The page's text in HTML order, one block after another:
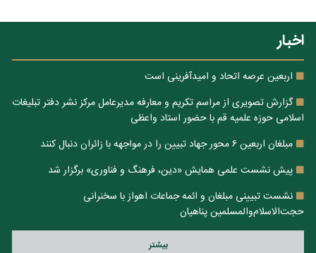
اخبار
اربعین عرصه اتحاد و امیدآفرینی است
گزارش تصویری از مراسم تکریم و معارفه مدیرعامل مرکز نشر دفتر تبلیغات
اسلامی حوزه علمیه قم با حضور استاد واعظی
مبلغان اربعین ۶ محور جهاد تبیین را در مواجهه با زائران دنبال کنند
پیش نشست علمی همایش «دین، فرهنگ و فناوری» برگزار شد
نشست تبیینی مبلغان و ائمه جماعات اهواز با سخنرانی
حجت‌الاسلام‌والمسلمین پناهیان
بيشتر